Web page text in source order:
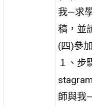
我—求
稿，並
(四)參
１、步
師與我